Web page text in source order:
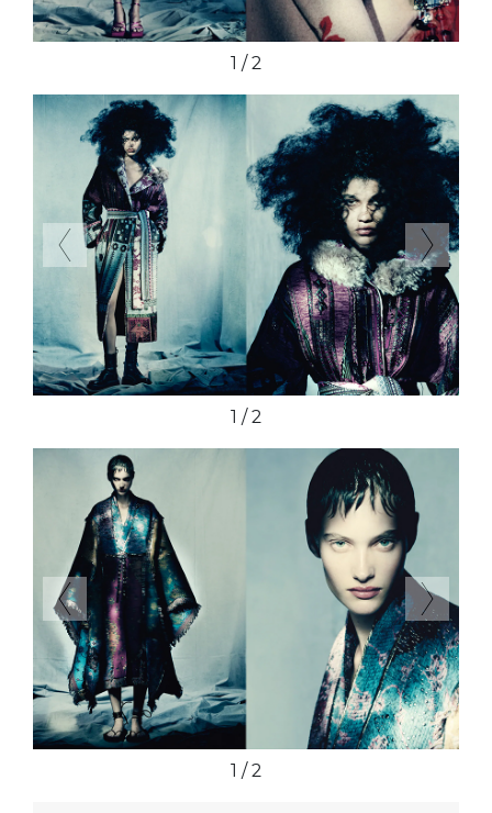
2 / 2
Previous Next
2 / 2
Previous
2 / 2